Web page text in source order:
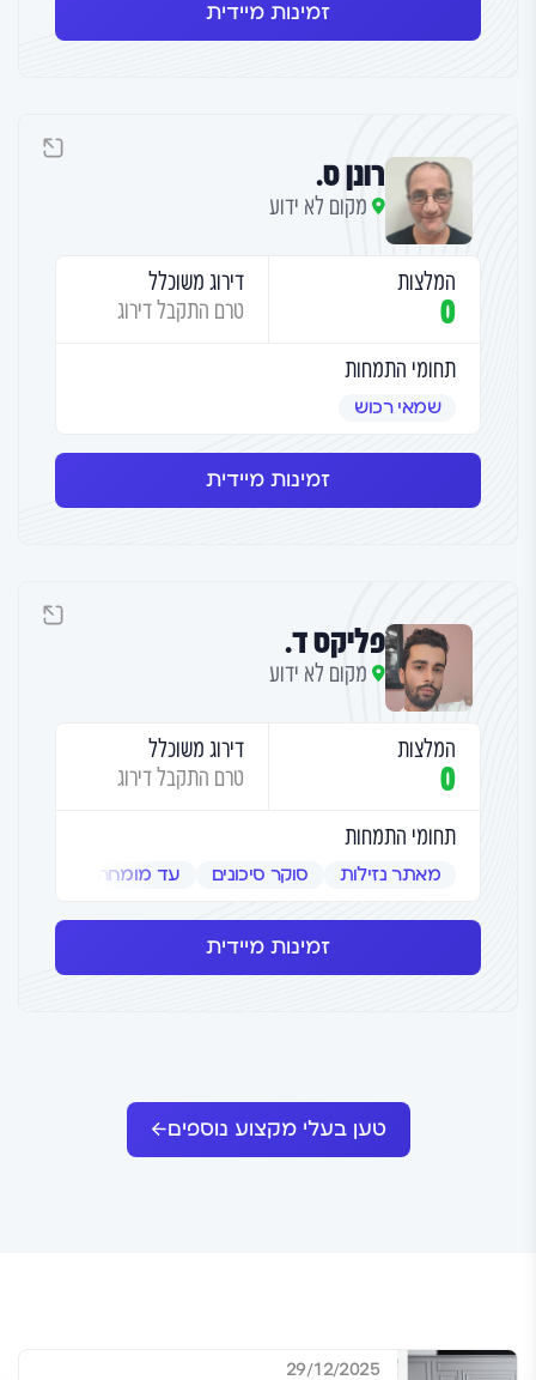
זמינות מיידית
רונן ס.
מקום לא ידוע
המלצות
0
דירוג משוכלל
טרם התקבל דירוג
תחומי התמחות
שמאי רכוש
זמינות מיידית
פליקס ד.
מקום לא ידוע
המלצות
0
דירוג משוכלל
טרם התקבל דירוג
תחומי התמחות
מאתר נזילות סוקר סיכונים עד מומחה
זמינות מיידית
טען בעלי מקצוע נוספים
29/12/2025